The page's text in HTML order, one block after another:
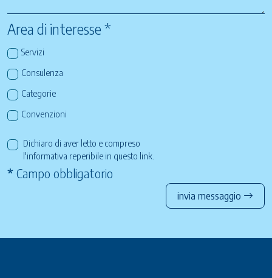
Area di interesse *
Servizi
Consulenza
Categorie
Convenzioni
Dichiaro di aver letto e compreso
l'informativa reperibile in questo link
* Campo obbligatorio
invia messaggio